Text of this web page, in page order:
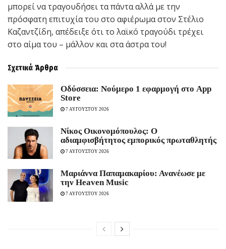
μπορεί να τραγουδήσει τα πάντα αλλά με την
πρόσφατη επιτυχία του στο αφιέρωμα στον Στέλιο
Καζαντζίδη, απέδειξε ότι το λαϊκό τραγούδι τρέχει
στο αίμα του – μάλλον και στα άστρα του!
Σχετικά Άρθρα
Οδύσσεια: Νούμερο 1 εφαρμογή στο App
Store
7 ΑΥΓΟΥΣΤΟΥ 2026
Νίκος Οικονομόπουλος: Ο
αδιαμφισβήτητος εμπορικός πρωταθλητής
7 ΑΥΓΟΥΣΤΟΥ 2026
Μαριάννα Παπαμακαρίου: Ανανέωσε με
την Heaven Music
7 ΑΥΓΟΥΣΤΟΥ 2026